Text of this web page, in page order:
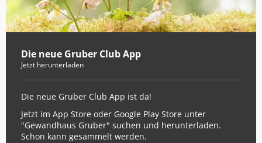
Die neue Gruber Club App
Jetzt herunterladen
Die neue Gruber Club App ist da!
Jetzt im App Store oder Google Play Store unter
"Gewandhaus Gruber" suchen und herunterladen.
Schon kann gesammelt werden.